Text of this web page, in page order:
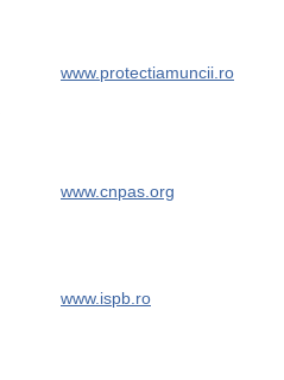
www.protectiamuncii.ro
www.cnpas.org
www.ispb.ro